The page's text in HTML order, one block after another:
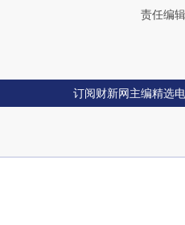
责任编
订阅财新网主编精选